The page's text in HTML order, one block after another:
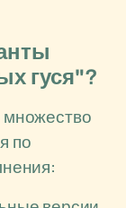
гуся"?
множество
по